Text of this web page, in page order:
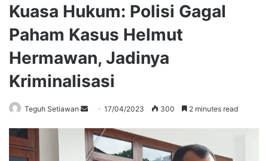
Kuasa Hukum: Polisi Gagal
Paham Kasus Helmut
Hermawan, Jadinya
Kriminalisasi
Teguh Setiawan
Send
email
17/04/2023 300 2 minutes read